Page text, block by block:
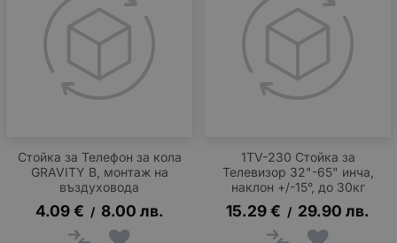
Стойка за Телефон за кола
GRAVITY B, монтаж на
въздуховода
4.09 € / 8.00 лв.
1TV-230 Стойка за
Телевизор 32"-65" инча,
наклон +/-15°, до 30кг
15.29€ / 29.90 лв.